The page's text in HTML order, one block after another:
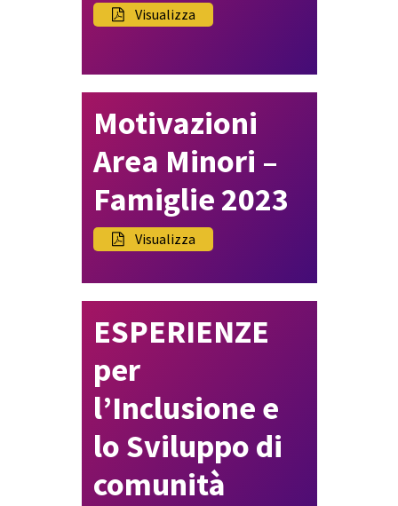
Visualizza
Motivazioni
Area Minori –
Famiglie 2023
Visualizza
ESPERIENZE
per
l’Inclusione e
lo Sviluppo di
comunità